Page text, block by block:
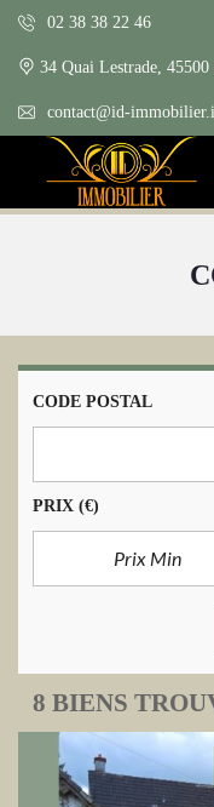
02 38 38 22 46
34 Quai Lestrade,
contact@id-
CODE POSTAL
PRIX (€)
8 BIENS